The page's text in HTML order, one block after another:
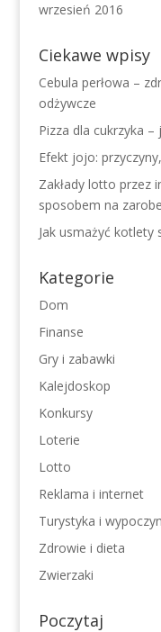
wrzesień 2016
Ciekawe wpisy
Cebula perłowa –
odżywcze
Pizza dla cukrzyka
Efekt jojo:
Zakłady lotto przez
sposobem na
Jak usmażyć kotlety
Kategorie
Dom
Finanse
Gry i zabawki
Kalejdoskop
Konkursy
Loterie
Lotto
Reklama i internet
Turystyka i
Zdrowie i dieta
Zwierzaki
Poczytaj